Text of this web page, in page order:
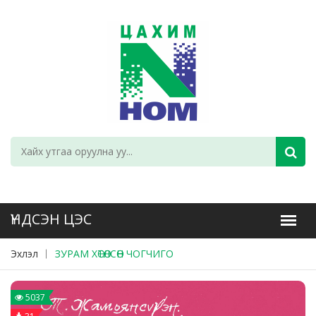
Эхлэл ЗУРАМ ХӨТӨЛСӨН ЧОГЧИГО
5037